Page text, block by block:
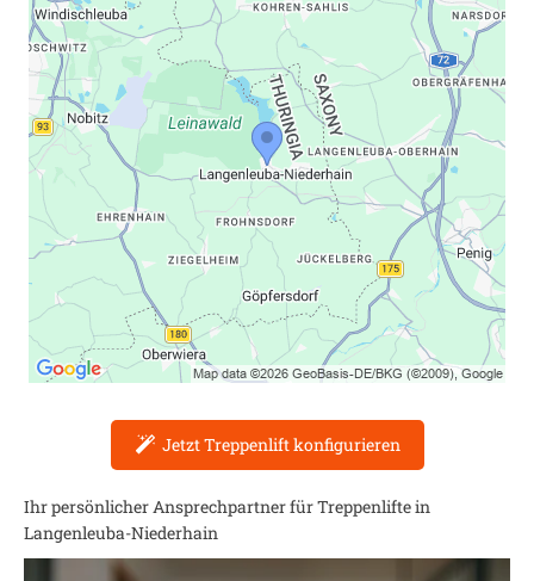
Jetzt Treppenlift konfigurieren
Ihr persönlicher Ansprechpartner für Treppenlifte in
Langenleuba-Niederhain